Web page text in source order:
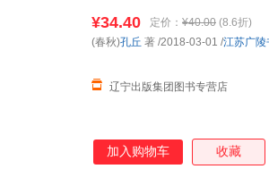
¥34.40 定价： ¥40.00 (8.6折)
辽宁出版集团图书专营店
(春秋)孔丘 著 /2018-03-01 /江苏广陵
加入购物车 收藏